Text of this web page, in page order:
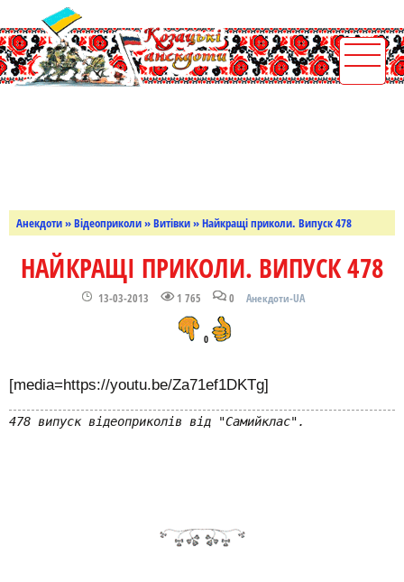
Анекдоти»Відеоприколи»Витівки» Найкращі приколи. Випуск 478
НАЙКРАЩІ ПРИКОЛИ. ВИПУСК 478
13-03-2013 1 765 0 Анекдоти-UA
0
[media=https://youtu.be/Za71ef1DKTg]
478 випуск відеоприколів від "Самийклас".